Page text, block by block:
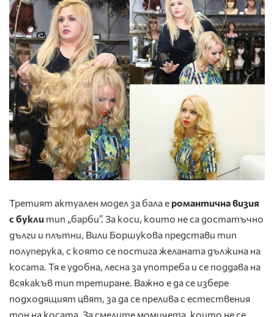
Третият актуален модел за бала е романтична визия
с букли тип „барби”. За коси, които не са достатъчно
дълги и плътни, Вили Боршукова представи тип
полуперука, с която се постига желаната дължина на
косата. Тя е удобна, лесна за употреба и се поддава на
всякакъв тип третиране. Важно е да се избере
подходящият цвят, за да се прелива с естествения
тон на косата. За смелите момичета, които не се